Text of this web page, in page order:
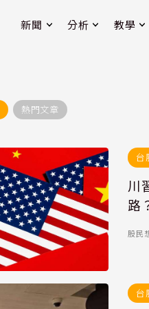
新聞 分析 教學
熱門文章
台
川
路
股民
台